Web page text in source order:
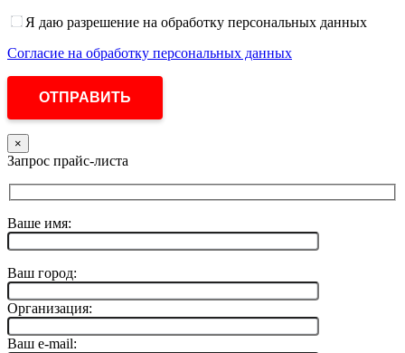
Я даю разрешение на обработку персональных данных
Согласие на обработку персональных данных
×
Запрос прайс-листа
Ваше имя:
Ваш город:
Организация:
Ваш e-mail: